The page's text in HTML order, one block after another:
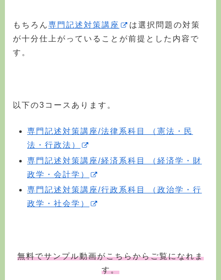
もちろん専門記述対策講座
は選択問題の対策
が十分仕上がっていることが前提とした内容で
す。
以下の3コースあります。
専門記述対策講座/法律系科目 （憲法・民
法・行政法）
専門記述対策講座/経済系科目 （経済学・財
政学・会計学）
専門記述対策講座/行政系科目 （政治学・行
政学・社会学）
無料でサンプル動画がこちらからご覧になれま
す。